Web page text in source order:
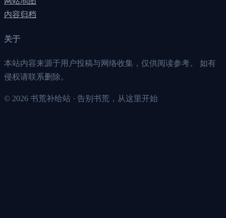
内容归档
关于
本站内容来源于用户投稿与网络收集，仅供阅读参考。 如有
侵权请联系删除。
© 2026 书荒补给站 · 告别书荒，从这里开始